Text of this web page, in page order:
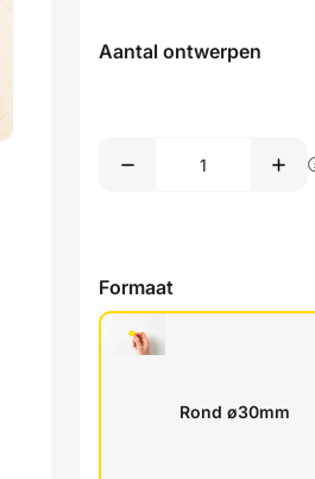
Aantal ontwerpen
Formaat
Rond ø30mm